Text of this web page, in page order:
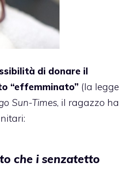
di donare il
“effemminato” (la legge
Sun-Times, il ragazzo ha
che i senzatetto